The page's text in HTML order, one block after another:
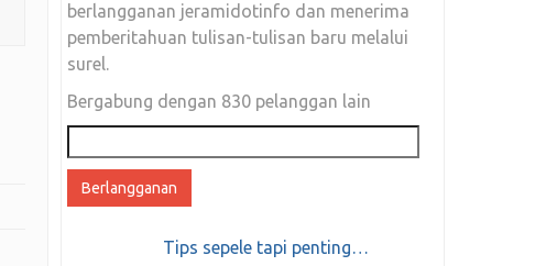
berlangganan jeramidotinfo dan menerima
pemberitahuan tulisan-tulisan baru melalui
surel.
Bergabung dengan 830 pelanggan lain
email
Tips sepele tapi penting…